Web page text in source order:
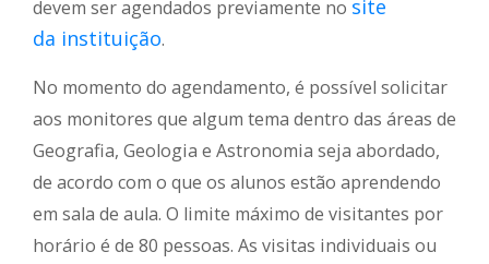
devem ser agendados previamente no site
da instituição.
No momento do agendamento, é possível solicitar
aos monitores que algum tema dentro das áreas de
Geografia, Geologia e Astronomia seja abordado,
de acordo com o que os alunos estão aprendendo
em sala de aula. O limite máximo de visitantes por
horário é de 80 pessoas. As visitas individuais ou